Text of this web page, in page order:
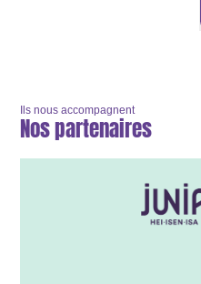
Ils nous accompagnent
Nos partenaires